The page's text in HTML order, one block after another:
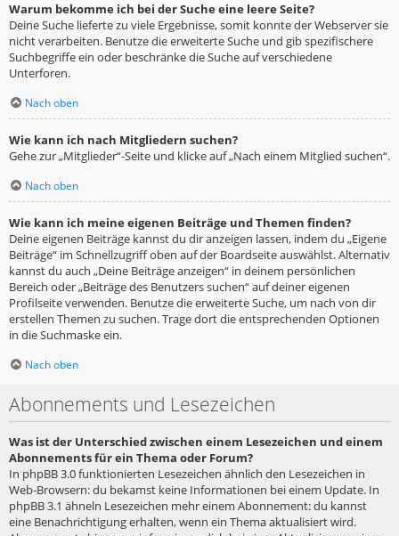
Warum bekomme ich bei der Suche eine leere Seite?
Deine Suche lieferte zu viele Ergebnisse, somit konnte der Webserver sie
nicht verarbeiten. Benutze die erweiterte Suche und gib spezifischere
Suchbegriffe ein oder beschränke die Suche auf verschiedene
Unterforen.
Nach oben
Wie kann ich nach Mitgliedern suchen?
Gehe zur „Mitglieder“-Seite und klicke auf „Nach einem Mitglied suchen“.
Nach oben
Wie kann ich meine eigenen Beiträge und Themen finden?
Deine eigenen Beiträge kannst du dir anzeigen lassen, indem du „Eigene
Beiträge“ im Schnellzugriff oben auf der Boardseite auswählst. Alternativ
kannst du auch „Deine Beiträge anzeigen“ in deinem persönlichen
Bereich oder „Beiträge des Benutzers suchen“ auf deiner eigenen
Profilseite verwenden. Benutze die erweiterte Suche, um nach von dir
erstellen Themen zu suchen. Trage dort die entsprechenden Optionen
in die Suchmaske ein.
Nach oben
Abonnements und Lesezeichen
Was ist der Unterschied zwischen einem Lesezeichen und einem
Abonnements für ein Thema oder Forum?
In phpBB 3.0 funktionierten Lesezeichen ähnlich den Lesezeichen in
Web-Browsern: du bekamst keine Informationen bei einem Update. In
phpBB 3.1 ähneln Lesezeichen mehr einem Abonnement: du kannst
eine Benachrichtigung erhalten, wenn ein Thema aktualisiert wird.